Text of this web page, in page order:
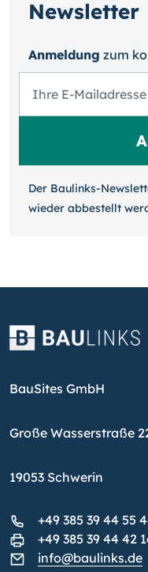
Newsletter
Anmeldung zum
Der Baulinks-
wieder ab­bestellt
BauSites GmbH
Große Wasserstraße
19053 Schwerin
+49 385 39 44 55
+49 385 39 44 42
info@baulinks.de